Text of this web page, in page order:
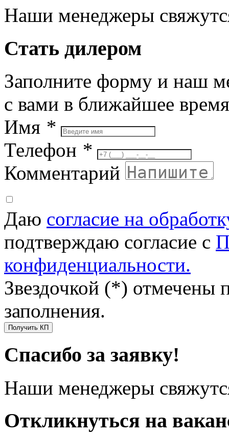
Наши менеджеры
Стать дилером
Заполните форму и наш
с вами в ближайшее время
Имя *
Телефон *
Комментарий
Даю согласие на
подтверждаю согласие с
конфиденциальности.
Звездочкой (*) отмечены
заполнения.
Получить КП
Спасибо за заявку!
Наши менеджеры
Откликнуться на